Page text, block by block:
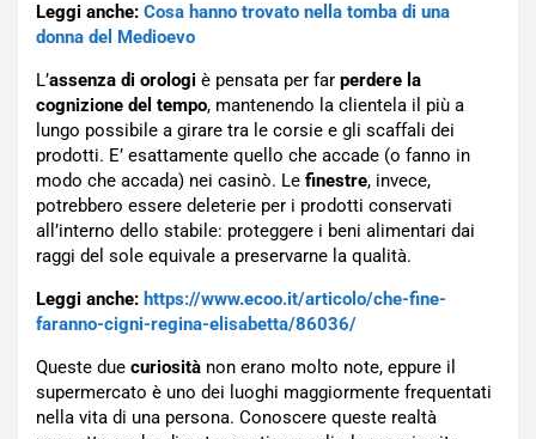
Leggi anche: Cosa hanno trovato nella tomba di una
donna del Medioevo
L’assenza di orologi è pensata per far perdere la
cognizione del tempo, mantenendo la clientela il più a
lungo possibile a girare tra le corsie e gli scaffali dei
prodotti. E’ esattamente quello che accade (o fanno in
modo che accada) nei casinò. Le finestre, invece,
potrebbero essere deleterie per i prodotti conservati
all’interno dello stabile: proteggere i beni alimentari dai
raggi del sole equivale a preservarne la qualità.
Leggi anche: https://www.ecoo.it/articolo/che-fine-
faranno-cigni-regina-elisabetta/86036/
Queste due curiosità non erano molto note, eppure il
supermercato è uno dei luoghi maggiormente frequentati
nella vita di una persona. Conoscere queste realtà